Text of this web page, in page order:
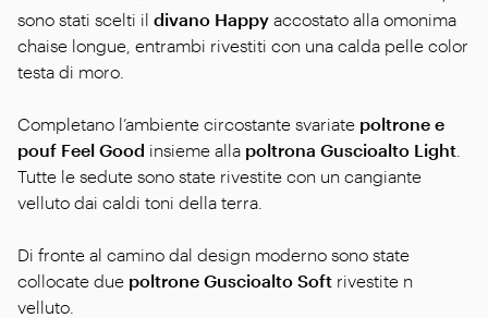
sono stati scelti il divano Happy accostato alla omonima
chaise longue, entrambi rivestiti con una calda pelle color
testa di moro.
Completano l’ambiente circostante svariate poltrone e
pouf Feel Good insieme alla poltrona Guscioalto Light
Tutte le sedute sono state rivestite con un cangiante
velluto dai caldi toni della terra.
Di fronte al camino dal design moderno sono state
collocate due poltrone Guscioalto Soft rivestite n
velluto.